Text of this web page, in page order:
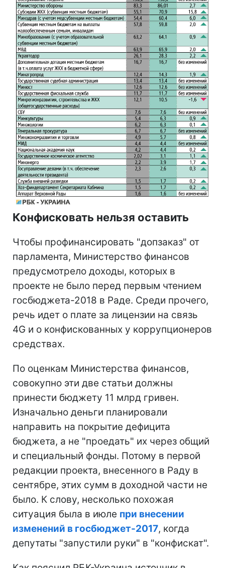
Конфисковать нельзя оставить
Чтобы профинансировать "допзаказ" от
парламента, Министерство финансов
предусмотрело доходы, которых в
проекте не было перед первым чтением
госбюджета-2018 в Раде. Среди прочего,
речь идет о плате за лицензии на связь
4G и о конфискованных у коррупционеров
средствах.
По оценкам Министерства финансов,
совокупно эти две статьи должны
принести бюджету 11 млрд гривен.
Изначально деньги планировали
направить на покрытие дефицита
бюджета, а не "проедать" их через общий
и специальный фонды. Потому в первой
редакции проекта, внесенного в Раду в
сентябре, этих сумм в доходной части не
было. К слову, несколько похожая
ситуация была в июле при внесении
изменений в госбюджет-2017, когда
депутаты "запустили руки" в "конфискат".